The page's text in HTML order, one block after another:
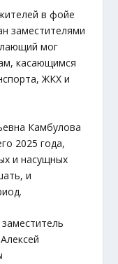
в фойе
заместителями
мог
касающимся
ЖКХ и
Камбулова
2025 года,
и насущных
и